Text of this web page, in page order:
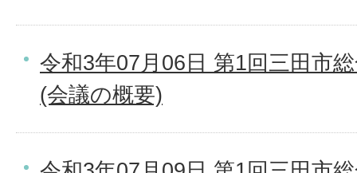
令和3年07月06日 第1回三田市
(会議の概要)